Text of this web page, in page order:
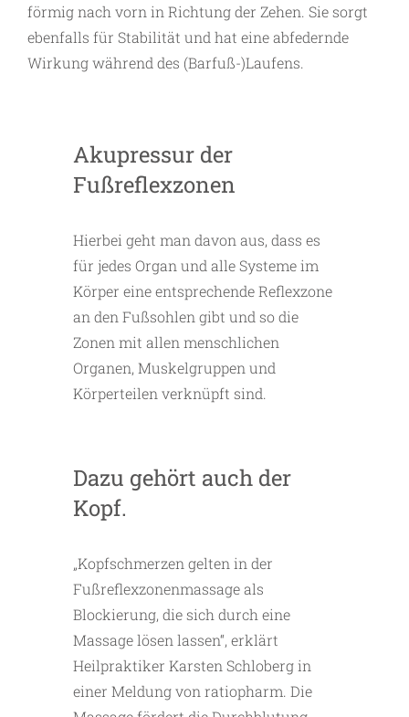
förmig nach vorn in Richtung der Zehen. Sie sorgt
ebenfalls für Stabilität und hat eine abfedernde
Wirkung während des (Barfuß-)Laufens.
Akupressur der
Fußreflexzonen
Hierbei geht man davon aus, dass es
für jedes Organ und alle Systeme im
Körper eine entsprechende Reflexzone
an den Fußsohlen gibt und so die
Zonen mit allen menschlichen
Organen, Muskelgruppen und
Körperteilen verknüpft sind.
Dazu gehört auch der
Kopf.
„Kopfschmerzen gelten in der
Fußreflexzonenmassage als
Blockierung, die sich durch eine
Massage lösen lassen“, erklärt
Heilpraktiker Karsten Schloberg in
einer Meldung von ratiopharm. Die